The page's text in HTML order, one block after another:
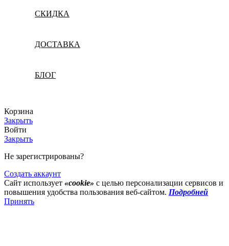
СКИДКА
ДОСТАВКА
БЛОГ
Корзина
Закрыть
Войти
Закрыть
Не зарегистрированы?
Создать аккаунт
Сайт использует «cookie» с целью персонализации сервисов и
повышения удобства пользования веб-сайтом. Подробней
Принять